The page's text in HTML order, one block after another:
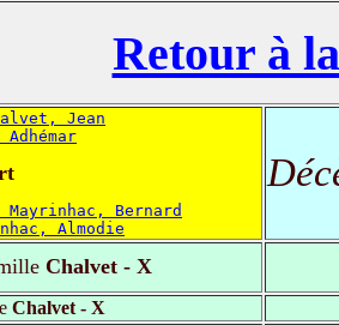
Retour à
Jean
Mayrinhac, Bernard
Almodie
Chalvet - X
Chalvet - X